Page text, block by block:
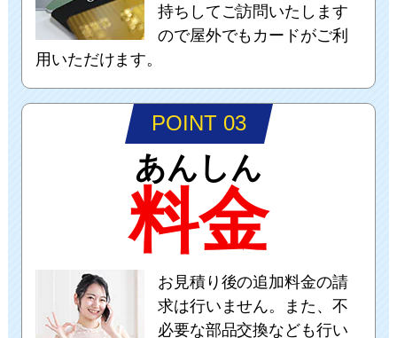
持ちしてご訪問いたします
ので屋外でもカードがご利
用いただけます。
POINT 03
あんしん
料金
お見積り後の追加料金の請
求は行いません。また、不
必要な部品交換なども行い